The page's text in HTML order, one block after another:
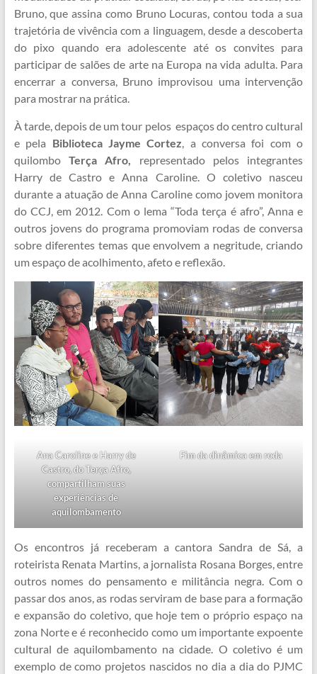
Bruno, que assina como Bruno Locuras, contou toda a sua
trajetória de vivência com a linguagem, desde a descoberta
do pixo quando era adolescente até os convites para
participar de salões de arte na Europa na vida adulta. Para
encerrar a conversa, Bruno improvisou uma intervenção
para mostrar na prática.
À tarde, depois de um tour pelos espaços do centro cultural
e pela Biblioteca Jayme Cortez, a conversa foi com o
quilomboTerça Afro, representado pelos integrantes
Harry de Castro e Anna Caroline. O coletivo nasceu
durante a atuação de Anna Caroline como jovem monitora
do CCJ, em 2012. Com o lema “Toda terça é afro”, Anna e
outros jovens do programa promoviam rodas de conversa
sobre diferentes temas que envolvem a negritude, criando
um espaço de acolhimento, afeto e reflexão.
Ana Caroline e Harry de
Castro, do Terça Afro,
compartilham suas
experiências de
aquilombamento
Fim da dinâmica em roda
Os encontros já receberam a cantora Sandra de Sá, a
roteirista Renata Martins, a jornalista Rosana Borges, entre
outros nomes do pensamento e militância negra. Com o
passar dos anos, as rodas serviram de base para a formação
e expansão do coletivo, que hoje tem o próprio espaço na
zona Norte e é reconhecido como um importante expoente
cultural de aquilombamento na cidade. O coletivo é um
exemplo de como projetos nascidos no dia a dia do PJMC